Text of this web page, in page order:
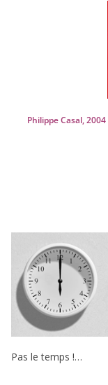
Philippe Casal,2004
Pas le temps !…